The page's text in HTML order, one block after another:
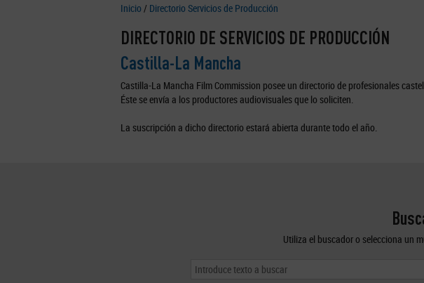
Inicio / Directorio Servicios de Producción
DIRECTORIO DE SERVICIOS DE PRODUCCIÓN
Castilla-La Mancha
Castilla-La Mancha Film Commission posee un directorio de profesionales
Éste se envía a los productores audiovisuales que lo soliciten.
La suscripción a dicho directorio estará abierta durante todo el año.
Utiliza el buscador o selecciona un